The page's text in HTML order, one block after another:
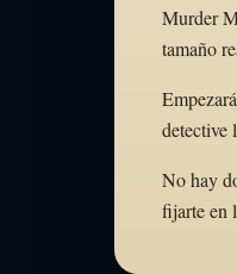
Murder
tamaño
detective
No hay
fijarte en